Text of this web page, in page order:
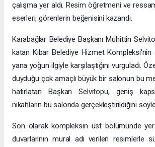
çalışma yer aldı. Resim öğretmeni ve
eserleri, görenlerin beğenisini kazandı.
Karabağlar Belediye Başkanı Muhittin
katan Kibar Belediye Hizmet Kompleksi'nin
yana yoğun ilgiyle karşılaştığını vurguladı.
duyduğu çok amaçlı büyük bir salonun bu
hatırlatan Başkan Selvitopu, geniş
nikahların bu salonda gerçekleştirildiğini
Son olarak kompleksin üst bölümünde
duvarlarının mural adı verilen resimlerle